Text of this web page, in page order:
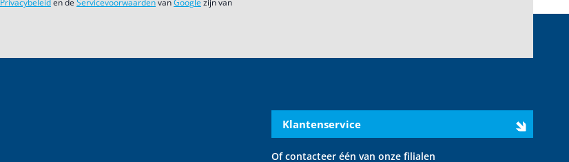
Privacybeleiden de ServicevoorwaardenvanGoogle zijn van
Klantenservice
Of contacteer één van onze filialen